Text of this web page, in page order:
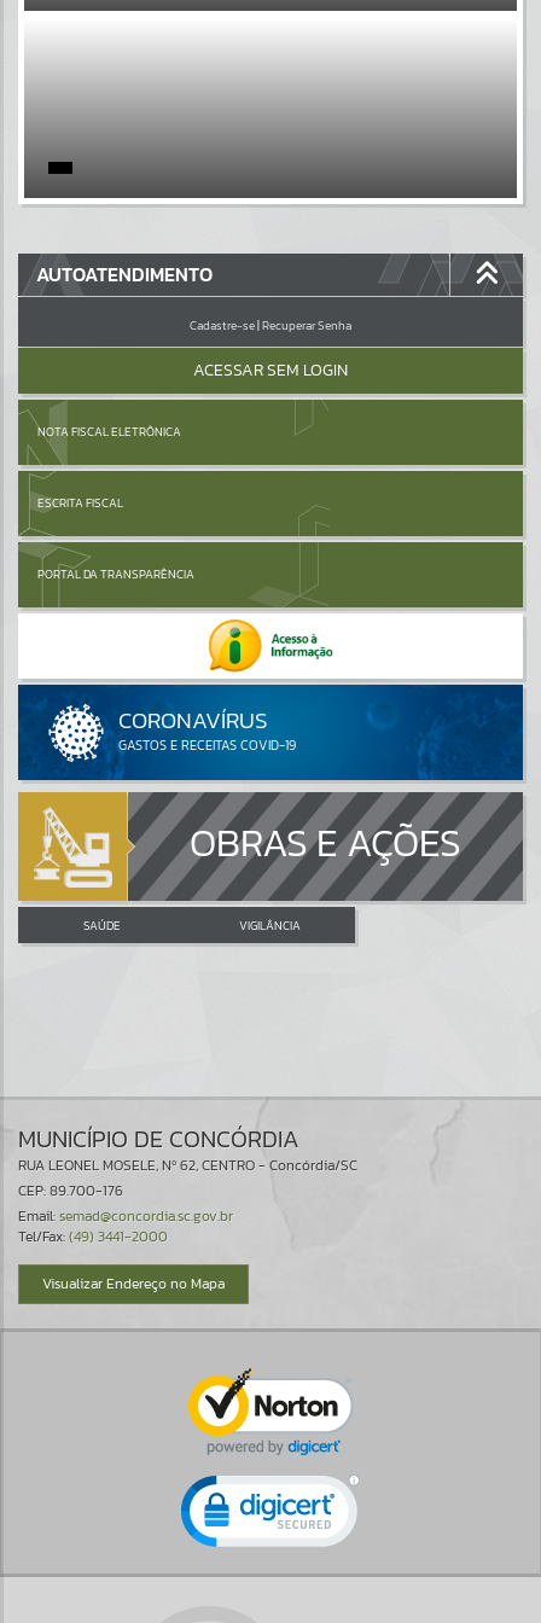
Por favor, aguarde...
GALERIAS
Por favor, aguarde...
AUTOATENDIMENTO
Cadastre-se|Recuperar Senha
ACESSAR SEM LOGIN
NOTA FISCAL ELETRÔNICA
ESCRITA FISCAL
PORTAL DA TRANSPARÊNCIA
OBRAS E AÇÕES
SAÚDE VIGILÂNCIA
MUNICÍPIO DE CONCÓRDIA
RUA LEONEL MOSELE, Nº 62, CENTRO - Concórdia/SC
CEP: 89.700-176
Email:semad@concordia.sc.gov.br
Tel/Fax:(49) 3441-2000
Visualizar Endereço no Mapa